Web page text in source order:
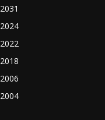
2031
2024
2022
2018
2006
2004